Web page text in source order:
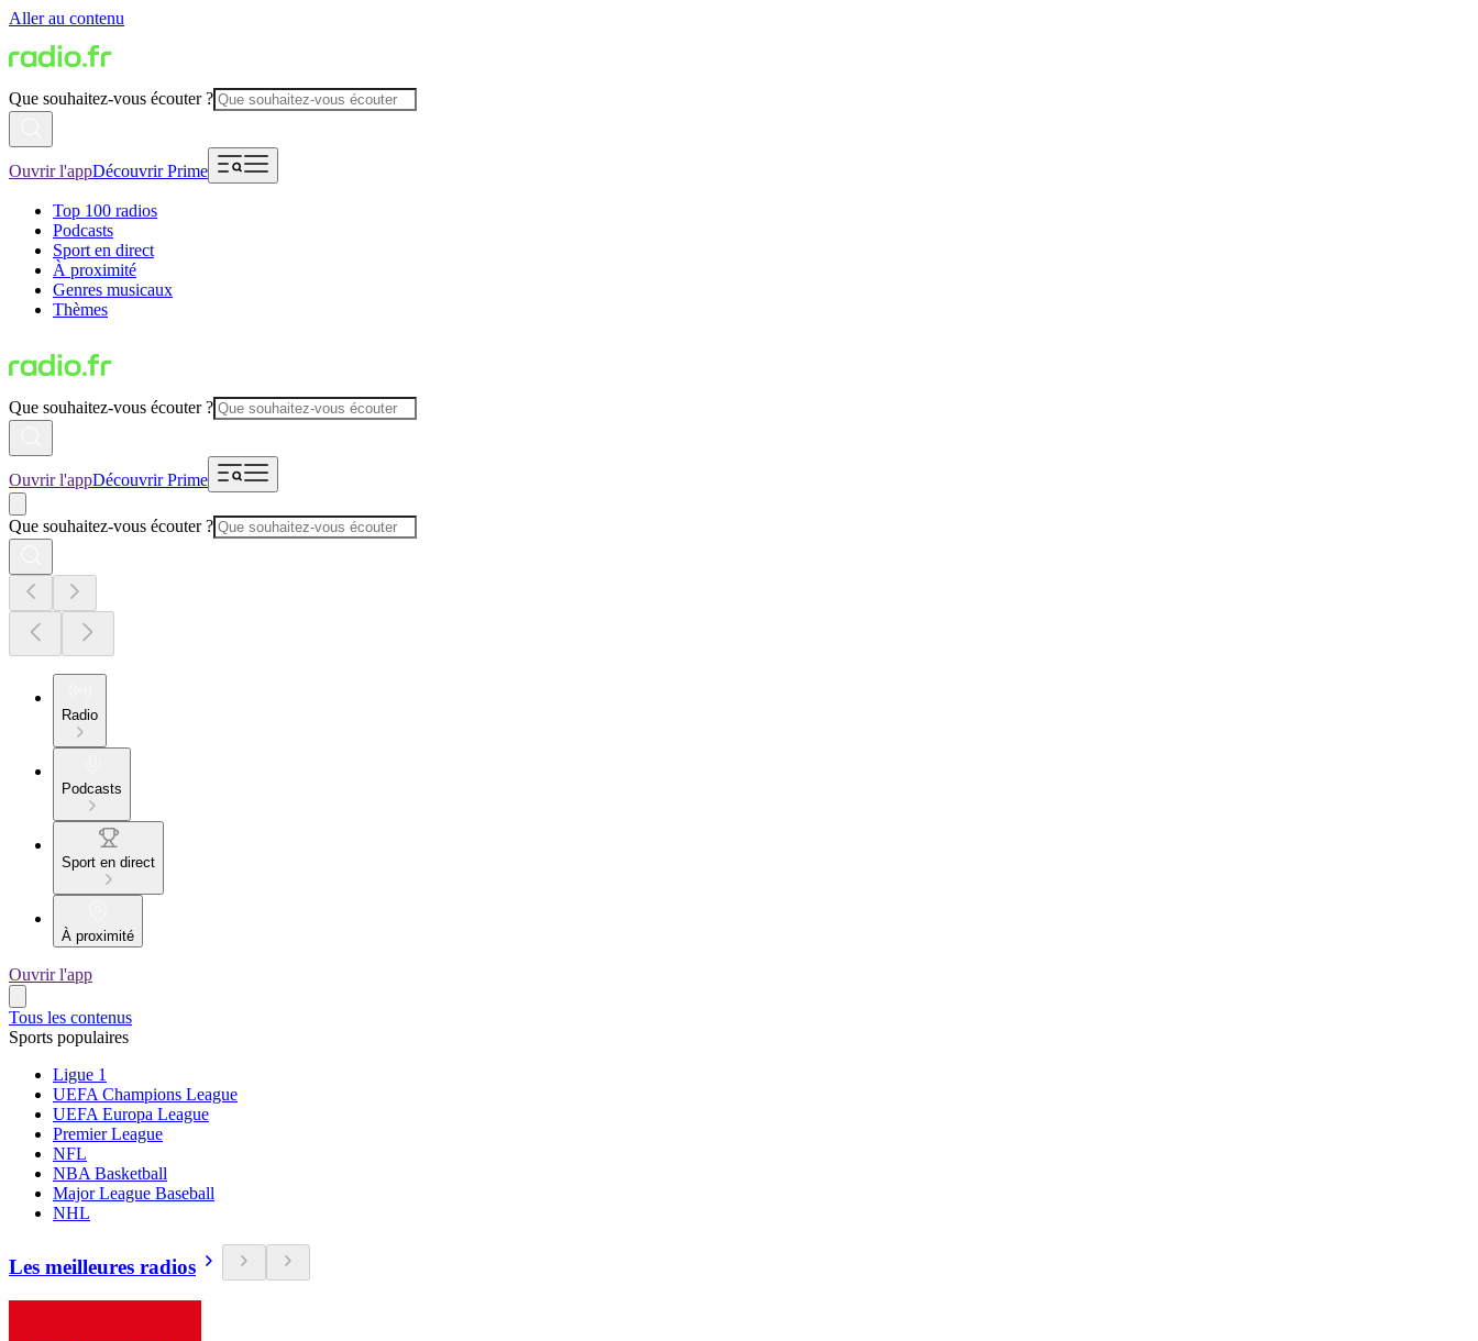
Aller au contenu
Que souhaitez-vous écouter ?
Ouvrir l'appDécouvrir Prime
Top 100 radios
Podcasts
Sport en direct
À proximité
Genres musicaux
Thèmes
Que souhaitez-vous écouter ?
Ouvrir l'appDécouvrir Prime
Que souhaitez-vous écouter ?
Radio
Podcasts
Sport en direct
À proximité
Ouvrir l'app
Tous les contenus
Sports populaires
Ligue 1
UEFA Champions League
UEFA Europa League
Premier League
NFL
NBA Basketball
Major League Baseball
NHL
Les meilleures radios